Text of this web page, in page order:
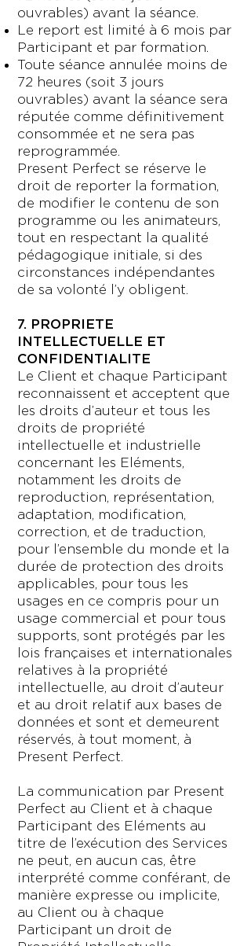
ouvrables) avant la séance.
Le report est limité à 6 mois par
Participant et par formation.
Toute séance annulée moins de
72 heures (soit 3 jours
ouvrables) avant la séance sera
réputée comme définitivement
consommée et ne sera pas
reprogrammée.
Present Perfect se réserve le
droit de reporter la formation,
de modifier le contenu de son
programme ou les animateurs,
tout en respectant la qualité
pédagogique initiale, si des
circonstances indépendantes
de sa volonté l’y obligent.
7. PROPRIETE
INTELLECTUELLE ET
CONFIDENTIALITE
Le Client et chaque Participant
reconnaissent et acceptent que
les droits d’auteur et tous les
droits de propriété
intellectuelle et industrielle
concernant les Eléments,
notamment les droits de
reproduction, représentation,
adaptation, modification,
correction, et de traduction,
pour l’ensemble du monde et la
durée de protection des droits
applicables, pour tous les
usages en ce compris pour un
usage commercial et pour tous
supports, sont protégés par les
lois françaises et internationales
relatives à la propriété
intellectuelle, au droit d’auteur
et au droit relatif aux bases de
données et sont et demeurent
réservés, à tout moment, à
Present Perfect.
La communication par Present
Perfect au Client et à chaque
Participant des Eléments au
titre de l’exécution des Services
ne peut, en aucun cas, être
interprété comme conférant, de
manière expresse ou implicite,
au Client ou à chaque
Participant un droit de